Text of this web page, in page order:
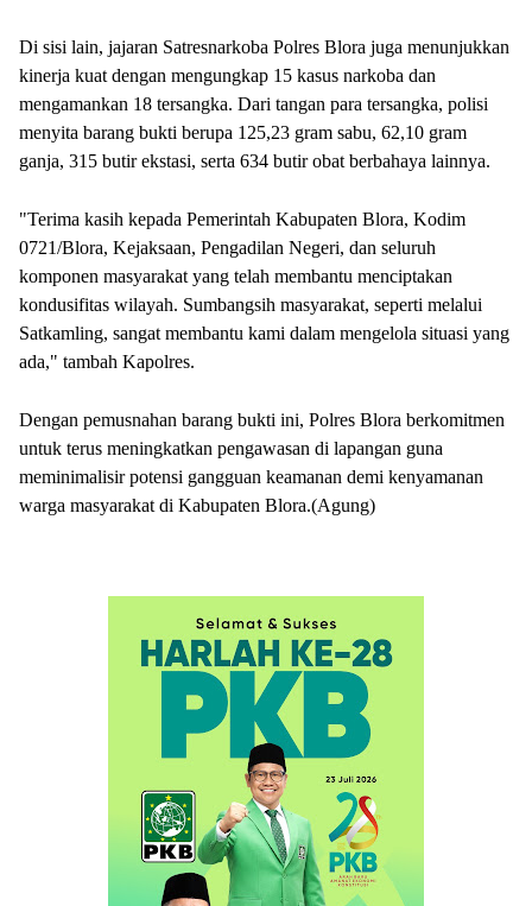
Di sisi lain, jajaran Satresnarkoba Polres Blora juga menunjukkan
kinerja kuat dengan mengungkap 15 kasus narkoba dan
mengamankan 18 tersangka. Dari tangan para tersangka, polisi
menyita barang bukti berupa 125,23 gram sabu, 62,10 gram
ganja, 315 butir ekstasi, serta 634 butir obat berbahaya lainnya.
"Terima kasih kepada Pemerintah Kabupaten Blora, Kodim
0721/Blora, Kejaksaan, Pengadilan Negeri, dan seluruh
komponen masyarakat yang telah membantu menciptakan
kondusifitas wilayah. Sumbangsih masyarakat, seperti melalui
Satkamling, sangat membantu kami dalam mengelola situasi yang
ada," tambah Kapolres.
Dengan pemusnahan barang bukti ini, Polres Blora berkomitmen
untuk terus meningkatkan pengawasan di lapangan guna
meminimalisir potensi gangguan keamanan demi kenyamanan
warga masyarakat di Kabupaten Blora.(Agung)